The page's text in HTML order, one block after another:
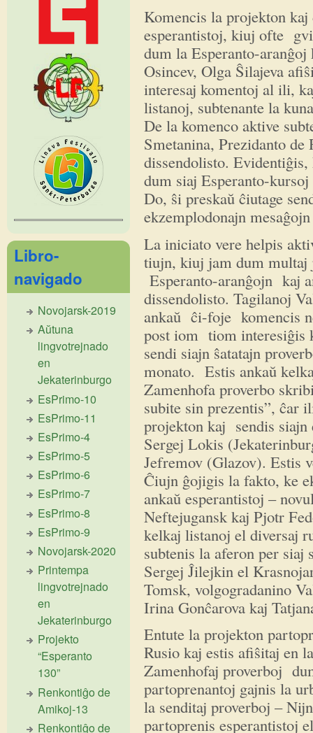
Komencis la projekton
esperantistoj, kiuj ofte
dum la Esperanto-
Osincev, Olga Ŝilajeva
interesaj komentoj al ili,
listanoj, subtenante la
De la komenco aktive
Smetanina, Prezidanto
dissendolisto.
dum siaj Esperanto-
Do, ŝi preskaŭ ĉiutage
ekzemplodonajn
La iniciato vere helpis
tiujn, kiuj jam dum multaj
Esperanto-aranĝojn kaj
dissendolisto. Tagilanoj
ankaŭ ĉi-foje komencis
post iom tiom interesiĝis
sendi siajn ŝatatajn
monato. Estis ankaŭ
Zamenhofa proverbo
subite sin prezentis”, ĉar
projekton kaj sendis siajn
Sergej Lokis
Jefremov (Glazov). Estis
Ĉiujn ĝojigis la fakto, ke
ankaŭ esperantistoj –
Neftejugansk kaj Pjotr
kelkaj listanoj el diversaj
subtenis la aferon per siaj
Sergej Ĵilejkin el
Tomsk, volgogradanino
Irina Gonĉarova kaj
Entute la projekton
Rusio kaj estis afiŝitaj en
Zamenhofaj proverboj
partoprenantoj gajnis la
la senditaj proverboj –
partoprenis esperantistoj
Libro-
navigado
Novojarsk-2019
Aŭtuna
lingvotrejnado
en
Jekaterinburgo
EsPrimo-10
EsPrimo-11
EsPrimo-4
EsPrimo-5
EsPrimo-6
EsPrimo-7
EsPrimo-8
EsPrimo-9
Novojarsk-2020
Printempa
lingvotrejnado
en
Jekaterinburgo
Projekto
“Esperanto
130”
Renkontiĝo de
Amikoj-13
Renkontiĝo de